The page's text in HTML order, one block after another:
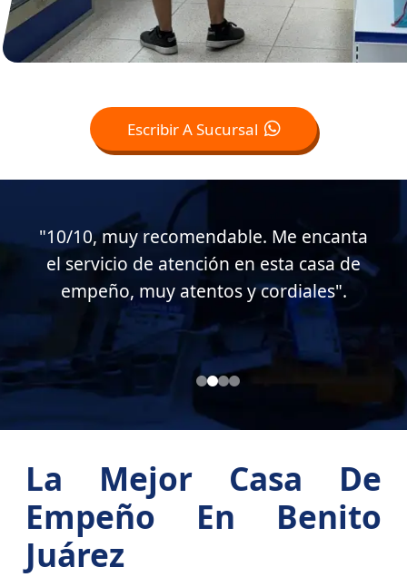
Escribir A Sucursal
"Muy buen servicio al cliente en esta
casa de empeño, muy atentos conmigo.
Soy cliente desde hace casi 15 años".
La Mejor Casa De
Empeño En Benito
Juárez